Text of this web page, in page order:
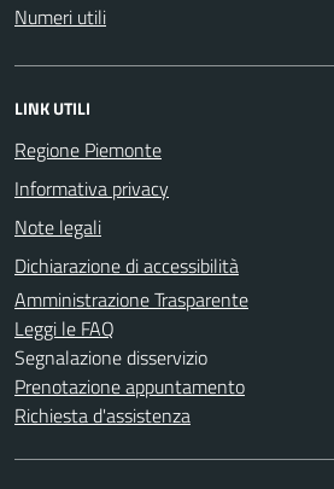
Numeri utili
LINK UTILI
Regione Piemonte
Informativa privacy
Note legali
Dichiarazione di accessibilità
Amministrazione Trasparente
Leggi le FAQ
Segnalazione disservizio
Prenotazione appuntamento
Richiesta d'assistenza